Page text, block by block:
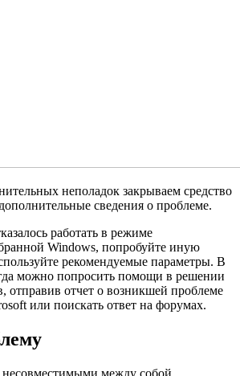
неполадок закрываем средство
сведения о проблеме.
работать в режиме
Windows, попробуйте иную
рекомендуемые параметры. В
можно попросить помощи в решении
отправив отчет о возникшей проблеме
или поискать ответ на форумах.
между собой